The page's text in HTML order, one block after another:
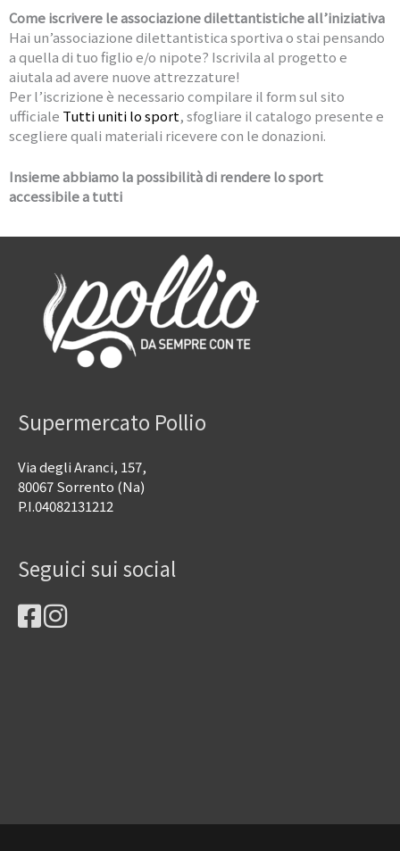
Come iscrivere le associazione dilettantistiche all’iniziativa
Hai un’associazione dilettantistica sportiva o stai pensando
a quella di tuo figlio e/o nipote? Iscrivila al progetto e
aiutala ad avere nuove attrezzature!
Per l’iscrizione è necessario compilare il form sul sito
ufficiale Tutti uniti lo sport, sfogliare il catalogo presente e
scegliere quali materiali ricevere con le donazioni.
Insieme abbiamo la possibilità di rendere lo sport
accessibile a tutti
Supermercato Pollio
Via degli Aranci, 157,
80067 Sorrento (Na)
P.I.04082131212
Seguici sui social